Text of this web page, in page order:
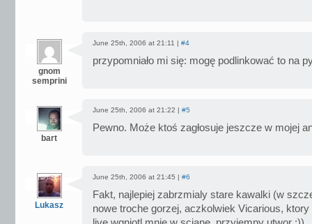
gnom
semprini
June 25th, 2006 at 21:11 | #4
przypomniało mi się: mogę podlinkować to na
bart
June 25th, 2006 at 21:22 | #5
Pewno. Może ktoś zagłosuje jeszcze w mojej
Lukasz
June 25th, 2006 at 21:45 | #6
Fakt, najlepiej zabrzmialy stare kawalki (w
nowe troche gorzej, aczkolwiek Vicarious,